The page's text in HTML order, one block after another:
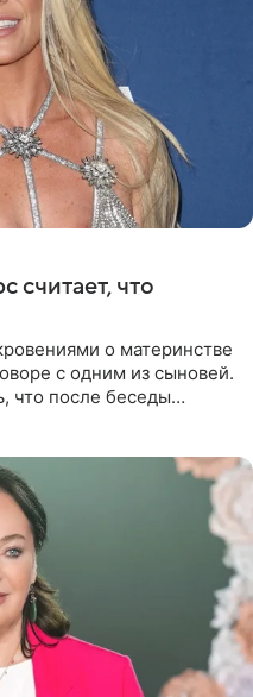
считает, что
о материнстве
с одним из сыновей.
что после беседы